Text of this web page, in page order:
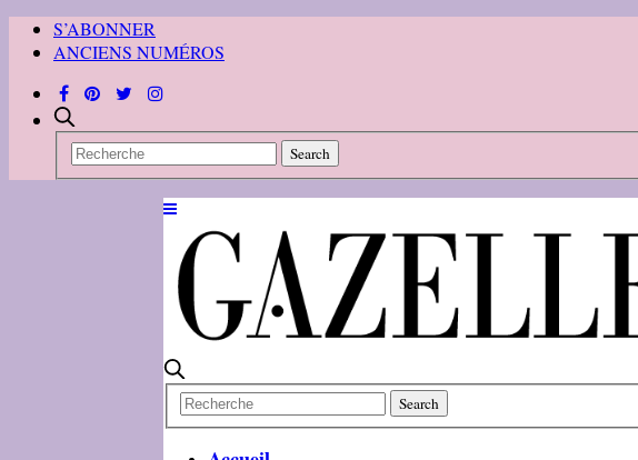
S’ABONNER
ANCIENS NUMÉROS